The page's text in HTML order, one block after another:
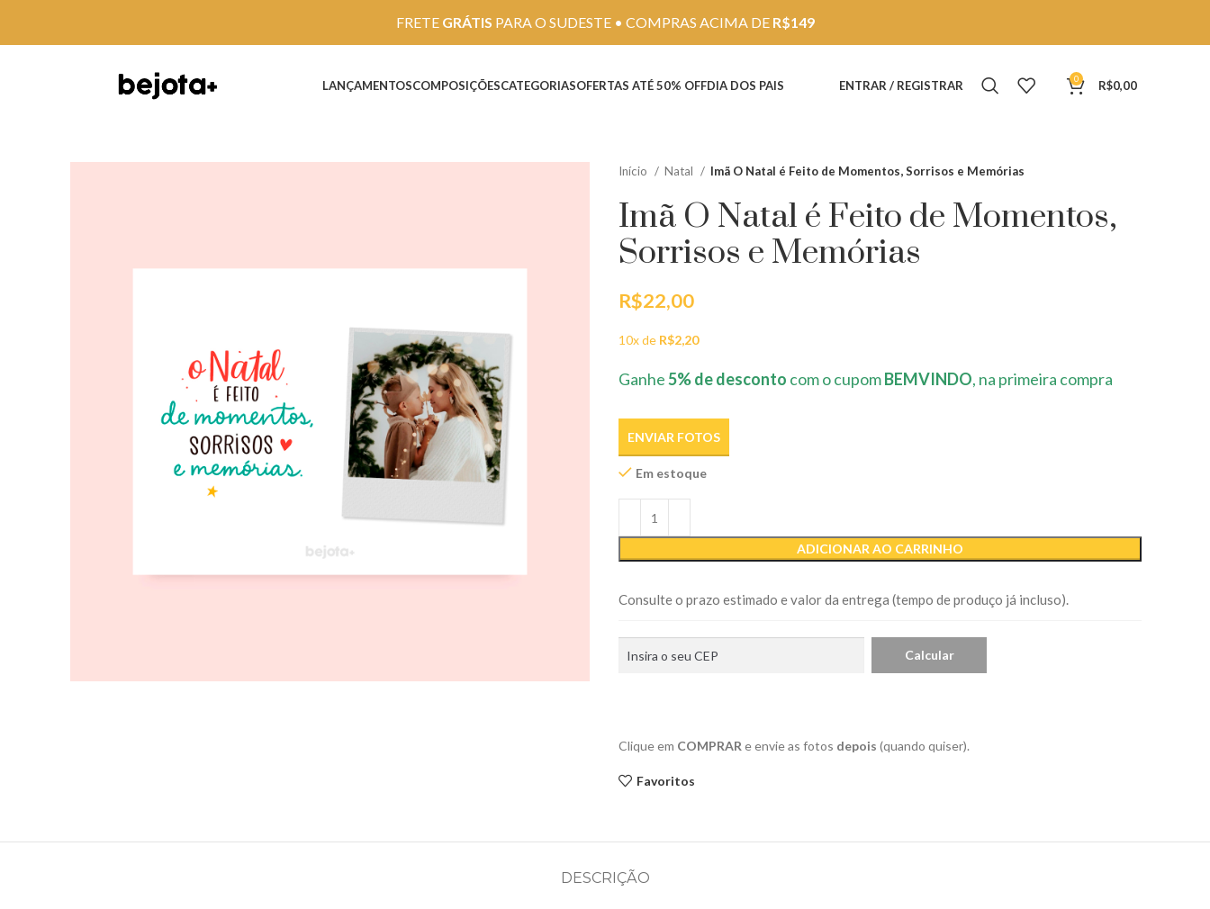
LANÇAMENTOSCOMPOSIÇÕESCATEGORIASOFERTAS ATÉ 50% OFFDIA DOS PAIS ENTRAR / REGISTRAR 0 R$0,00
Início Natal Imã O Natal é Feito de Momentos, Sorrisos e Memórias
Imã O Natal é Feito de Momentos,
Sorrisos e Memórias
R$22,00
10x de R$2,20
Ganhe5% de desconto com o cupomBEMVINDO, na primeira compra
ENVIAR FOTOS
Em estoque
ADICIONAR AO CARRINHO
Consulte o prazo estimado e valor da entrega (tempo de produço já incluso).
Clique em COMPRAR e envie as fotos depois (quando quiser).
Favoritos
DESCRIÇÃO
FRETE GRÁTIS PARA O SUDESTE • COMPRAS ACIMA DE R$149